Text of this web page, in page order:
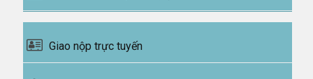
Giao nộp trực tuyến